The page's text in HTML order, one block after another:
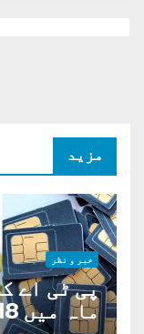
مزید
خبر و نظر
ماہ میں 18 لاکھ سے زائد سمز بلاک